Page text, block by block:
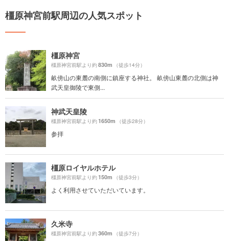
橿原神宮前駅周辺の人気スポット
橿原神宮
橿原神宮前駅より約830m （徒歩14分）
畝傍山の東麓の南側に鎮座する神社。 畝傍山東麓の北側は神
武天皇御陵で東側...
神武天皇陵
橿原神宮前駅より約1650m （徒歩28分）
参拝
橿原ロイヤルホテル
橿原神宮前駅より約150m （徒歩3分）
よく利用させていただいています。
久米寺
橿原神宮前駅より約360m （徒歩7分）